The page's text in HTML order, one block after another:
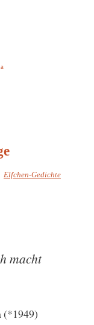
Elfchen-Gedichte
macht
(*1949)